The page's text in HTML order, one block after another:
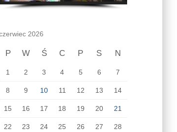
2026
P W Ś C P S N
1 2 3 4 5 6 7
8 9 10 11 12 13 14
15 16 17 18 19 20 21
22 23 24 25 26 27 28